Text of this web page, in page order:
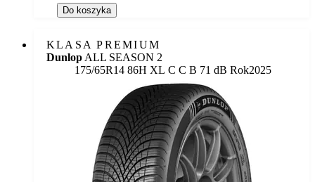
Do koszyka
KLASA PREMIUM
Dunlop ALL SEASON 2
175/65R14 86H XL Etykieta:
C C B 71 dB Rok2025